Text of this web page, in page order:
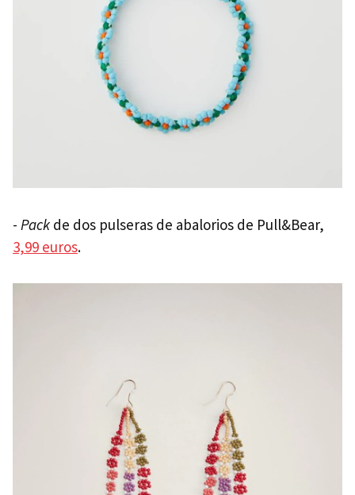
- Pack de dos pulseras de abalorios de Pull&Bear,
3,99 euros.